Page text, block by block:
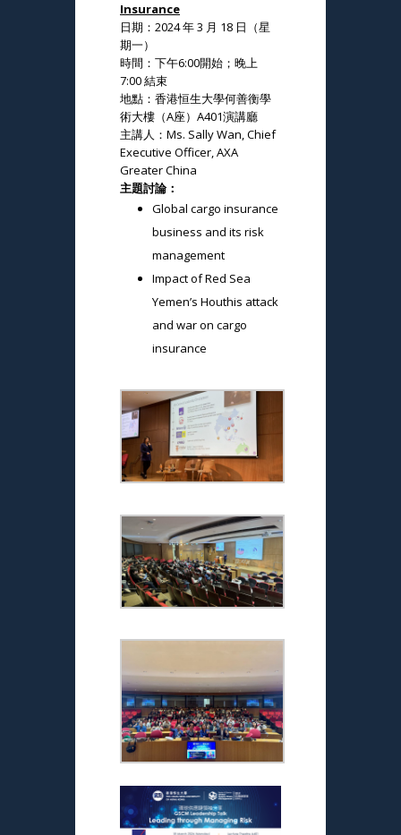
Insurance
日期：2024 年 3 月 18 日（星
期一）
時間：下午6:00開始；晚上
7:00 結束
地點：香港恒生大學何善衡學
術大樓（A座）A401演講廳
主講人：Ms. Sally Wan, Chief
Executive Officer, AXA
Greater China
主題討論：
Global cargo insurance
business and its risk
management
Impact of Red Sea
Yemen’s Houthis attack
and war on cargo
insurance